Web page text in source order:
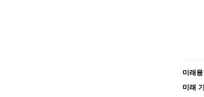
미래
미래